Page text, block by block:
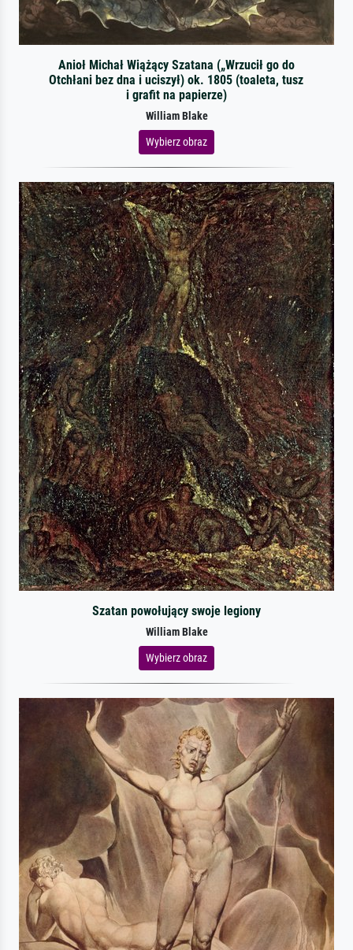
Anioł Michał Wiążący Szatana („Wrzucił go do
Otchłani bez dna i uciszył) ok. 1805 (toaleta, tusz
i grafit na papierze)
William Blake
Wybierz obraz
Szatan powołujący swoje legiony
William Blake
Wybierz obraz